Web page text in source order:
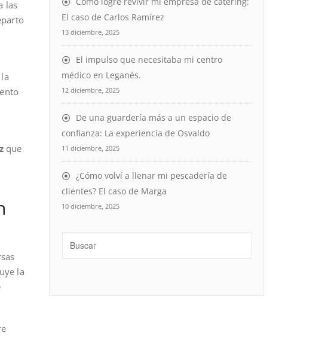
las
que
la
El caso de Carlos Ramírez
13 diciembre, 2025
El impulso que necesitaba mi centro
médico en Leganés.
12 diciembre, 2025
De una guardería más a un espacio de
confianza: La experiencia de Osvaldo
11 diciembre, 2025
¿Cómo volví a llenar mi pescadería de
clientes? El caso de Marga
10 diciembre, 2025